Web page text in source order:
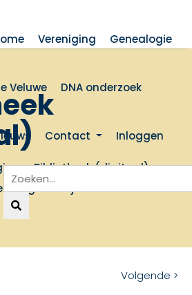
Vereniging Genealogie
Veluwe DNA onderzoek
Contact Inloggen
Bibliotheek (digitaal)
Regestenlijst van brieven
Volgende >